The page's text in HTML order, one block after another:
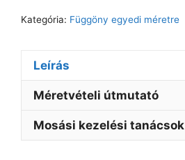
Kategória: Függöny egyedi méretre
Leírás
Méretvételi útmutató
Mosási kezelési tanácsok